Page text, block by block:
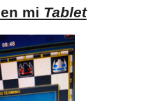
en mi Tablet